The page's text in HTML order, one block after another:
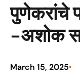
पुणेकरांचे
-अशोक
March 15, 2025•